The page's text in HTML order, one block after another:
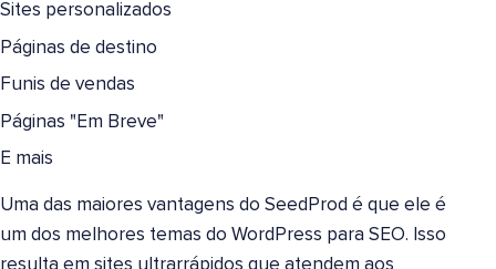
Sites personalizados
Páginas de destino
Funis de vendas
Páginas "Em Breve"
E mais
Uma das maiores vantagens do SeedProd é que ele é
um dos melhores temas do WordPress para SEO. Isso